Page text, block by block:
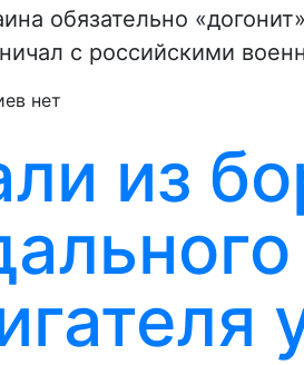
обязательно
с российскими
нет
из